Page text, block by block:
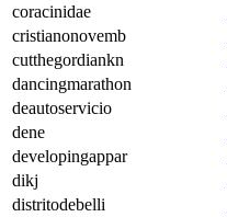
coracinidae
cristianonovemb
cutthegordiankn
dancingmarathon
deautoservicio
dene
developingappar
dikj
distritodebelli